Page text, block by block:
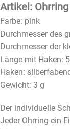
Artikel: Ohrring
Farbe: pink
Durchmesser des
Durchmesser der
Länge mit Haken:
Haken:
Gewicht: 3 g
Der individuelle
Jeder Ohrring ein